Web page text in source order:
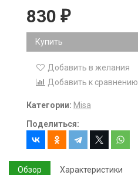
830 ₽
Купить
Добавить в желания
Добавить к сравнению
Категории: Misa
Поделиться:
Обзор Характеристики